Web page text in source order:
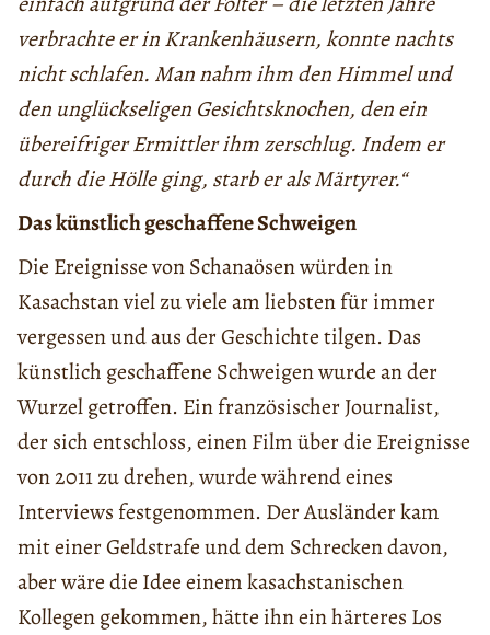
verbrachte er in Krankenhäusern, konnte nachts
nicht schlafen. Man nahm ihm den Himmel und
den unglückseligen Gesichtsknochen, den ein
übereifriger Ermittler ihm zerschlug. Indem er
durch die Hölle ging, starb er als Märtyrer.“
Das künstlich geschaffene Schweigen
Die Ereignisse von Schanaösen würden in
Kasachstan viel zu viele am liebsten für immer
vergessen und aus der Geschichte tilgen. Das
künstlich geschaffene Schweigen wurde an der
Wurzel getroffen. Ein französischer Journalist,
der sich entschloss, einen Film über die Ereignisse
von 2011 zu drehen, wurde während eines
Interviews festgenommen. Der Ausländer kam
mit einer Geldstrafe und dem Schrecken davon,
aber wäre die Idee einem kasachstanischen
Kollegen gekommen, hätte ihn ein härteres Los